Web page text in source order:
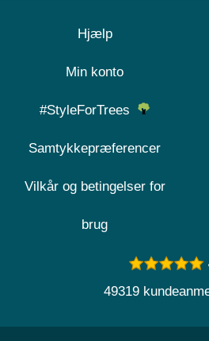
Hjælp
Min konto
#StyleForTrees
Samtykkepræferencer
Vilkår og betingelser for
brug
49319